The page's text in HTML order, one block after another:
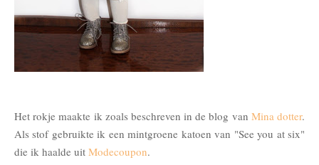
Het rokje maakte ik zoals beschreven in de blog van Mina dotter.
Als stof gebruikte ik een mintgroene katoen van "See you at six"
die ik haalde uit Modecoupon.